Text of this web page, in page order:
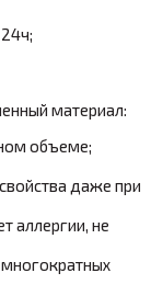
материал:
объеме;
даже при
аллергии, не